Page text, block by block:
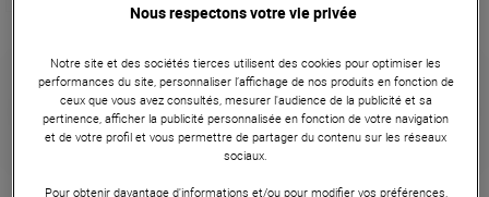
259 €
dont éco-part : 0,07 €
Platine DJ
Nous respectons votre vie privée
Notre site et des sociétés tierces utilisent des cookies pour optimiser les
performances du site, personnaliser l’affichage de nos produits en fonction de
ceux que vous avez consultés, mesurer l'audience de la publicité et sa
pertinence, afficher la publicité personnalisée en fonction de votre navigation
et de votre profil et vous permettre de partager du contenu sur les réseaux
sociaux.
Pour obtenir davantage d'informations et/ou pour modifier vos préférences,